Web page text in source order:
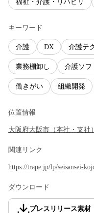
福祉・介護・リハビリ
キーワード
介護 DX 介護テ
業務棚卸し 介護ソフ
働きがい 組織開発
位置情報
大阪府大阪市 （本社・支社 ）
関連リンク
https://trape.jp/lp/seisansei-
ダウンロード
プレスリリース素材